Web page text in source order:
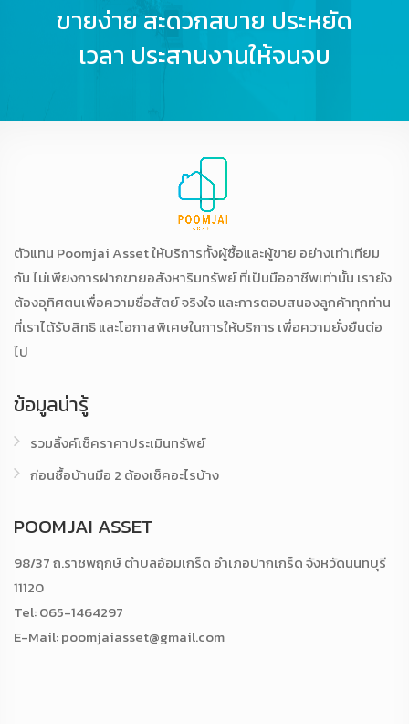
ขายง่าย สะดวกสบาย ประหยัด
เวลา ประสานงานให้จนจบ
ตัวแทน Poomjai Asset ให้บริการทั้งผู้ซื้อและผู้ขาย อย่างเท่าเทียม
กัน ไม่เพียงการฝากขายอสังหาริมทรัพย์ ที่เป็นมืออาชีพเท่านั้น เรายัง
ต้องอุทิศตนเพื่อความซื่อสัตย์ จริงใจ และการตอบสนองลูกค้าทุกท่าน
ที่เราได้รับสิทธิ และโอกาสพิเศษในการให้บริการ เพื่อความยั่งยืนต่อ
ไป
ข้อมูลน่ารู้
รวมลิ้งค์เช็คราคาประเมินทรัพย์
ก่อนซื้อบ้านมือ 2 ต้องเช็คอะไรบ้าง
POOMJAI ASSET
98/37 ถ.ราชพฤกษ์ ตำบลอ้อมเกร็ด อำเภอปากเกร็ด จังหวัดนนทบุรี
11120
Tel: 065-1464297
E-Mail: poomjaiasset@gmail.com